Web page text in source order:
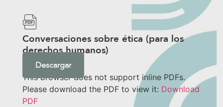
Conversaciones sobre ética (para los
derechos humanos)
Download
This browser does not support inline PDFs.
Please download the PDF to view it: Download
PDF